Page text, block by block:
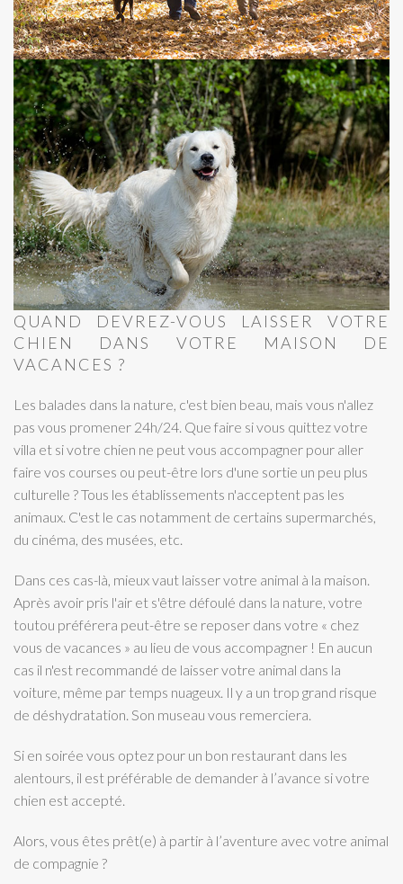
QUAND DEVREZ-VOUS LAISSER VOTRE
CHIEN DANS VOTRE MAISON DE
VACANCES ?
Les balades dans la nature, c'est bien beau, mais vous n'allez
pas vous promener 24h/24. Que faire si vous quittez votre
villa et si votre chien ne peut vous accompagner pour aller
faire vos courses ou peut-être lors d'une sortie un peu plus
culturelle ? Tous les établissements n'acceptent pas les
animaux. C'est le cas notamment de certains supermarchés,
du cinéma, des musées, etc.
Dans ces cas-là, mieux vaut laisser votre animal à la maison.
Après avoir pris l'air et s'être défoulé dans la nature, votre
toutou préférera peut-être se reposer dans votre « chez
vous de vacances » au lieu de vous accompagner ! En aucun
cas il n'est recommandé de laisser votre animal dans la
voiture, même par temps nuageux. Il y a un trop grand risque
de déshydratation. Son museau vous remerciera.
Si en soirée vous optez pour un bon restaurant dans les
alentours, il est préférable de demander à l’avance si votre
chien est accepté.
Alors, vous êtes prêt(e) à partir à l’aventure avec votre animal
de compagnie ?